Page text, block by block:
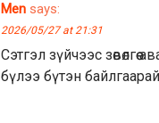
Меn says:
2026/05/27 at 21:31
Сэтгэл зүйчээс
бүлээ бүтэн